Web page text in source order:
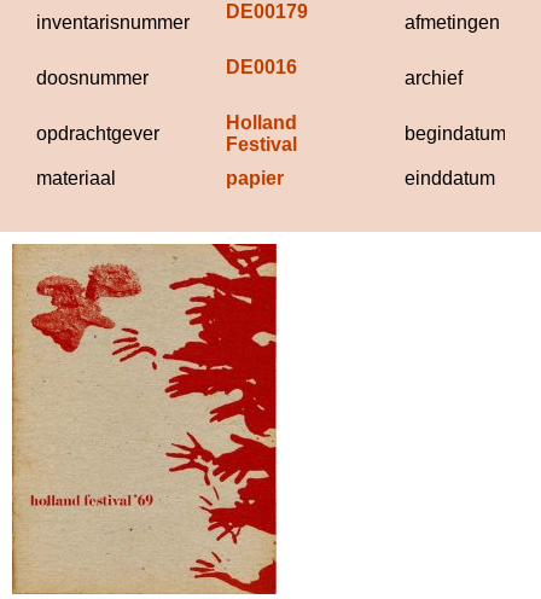
inventarisnummer
DE00179
afmetingen
doosnummer
DE0016
archief
opdrachtgever
Holland
Festival
begindatum
materiaal papier einddatum